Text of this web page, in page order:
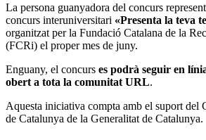
La persona guanyadora del concurs
concurs interuniversitari «Presenta la teva
organitzat per la Fundació Catalana de la
(FCRi) el proper mes de juny.
Enguany, el concurs es podrà seguir en
obert a tota la comunitat URL.
Aquesta iniciativa compta amb el suport del
de Catalunya de la Generalitat de Catalunya.